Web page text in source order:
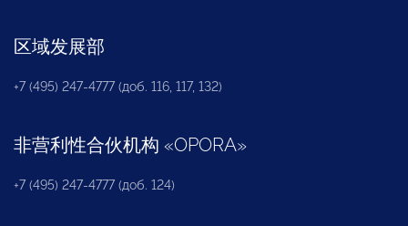
区域发展部
+7 (495) 247-4777 (доб. 116, 117, 132)
非营利性合伙机构 «OPORA»
+7 (495) 247-4777 (доб. 124)